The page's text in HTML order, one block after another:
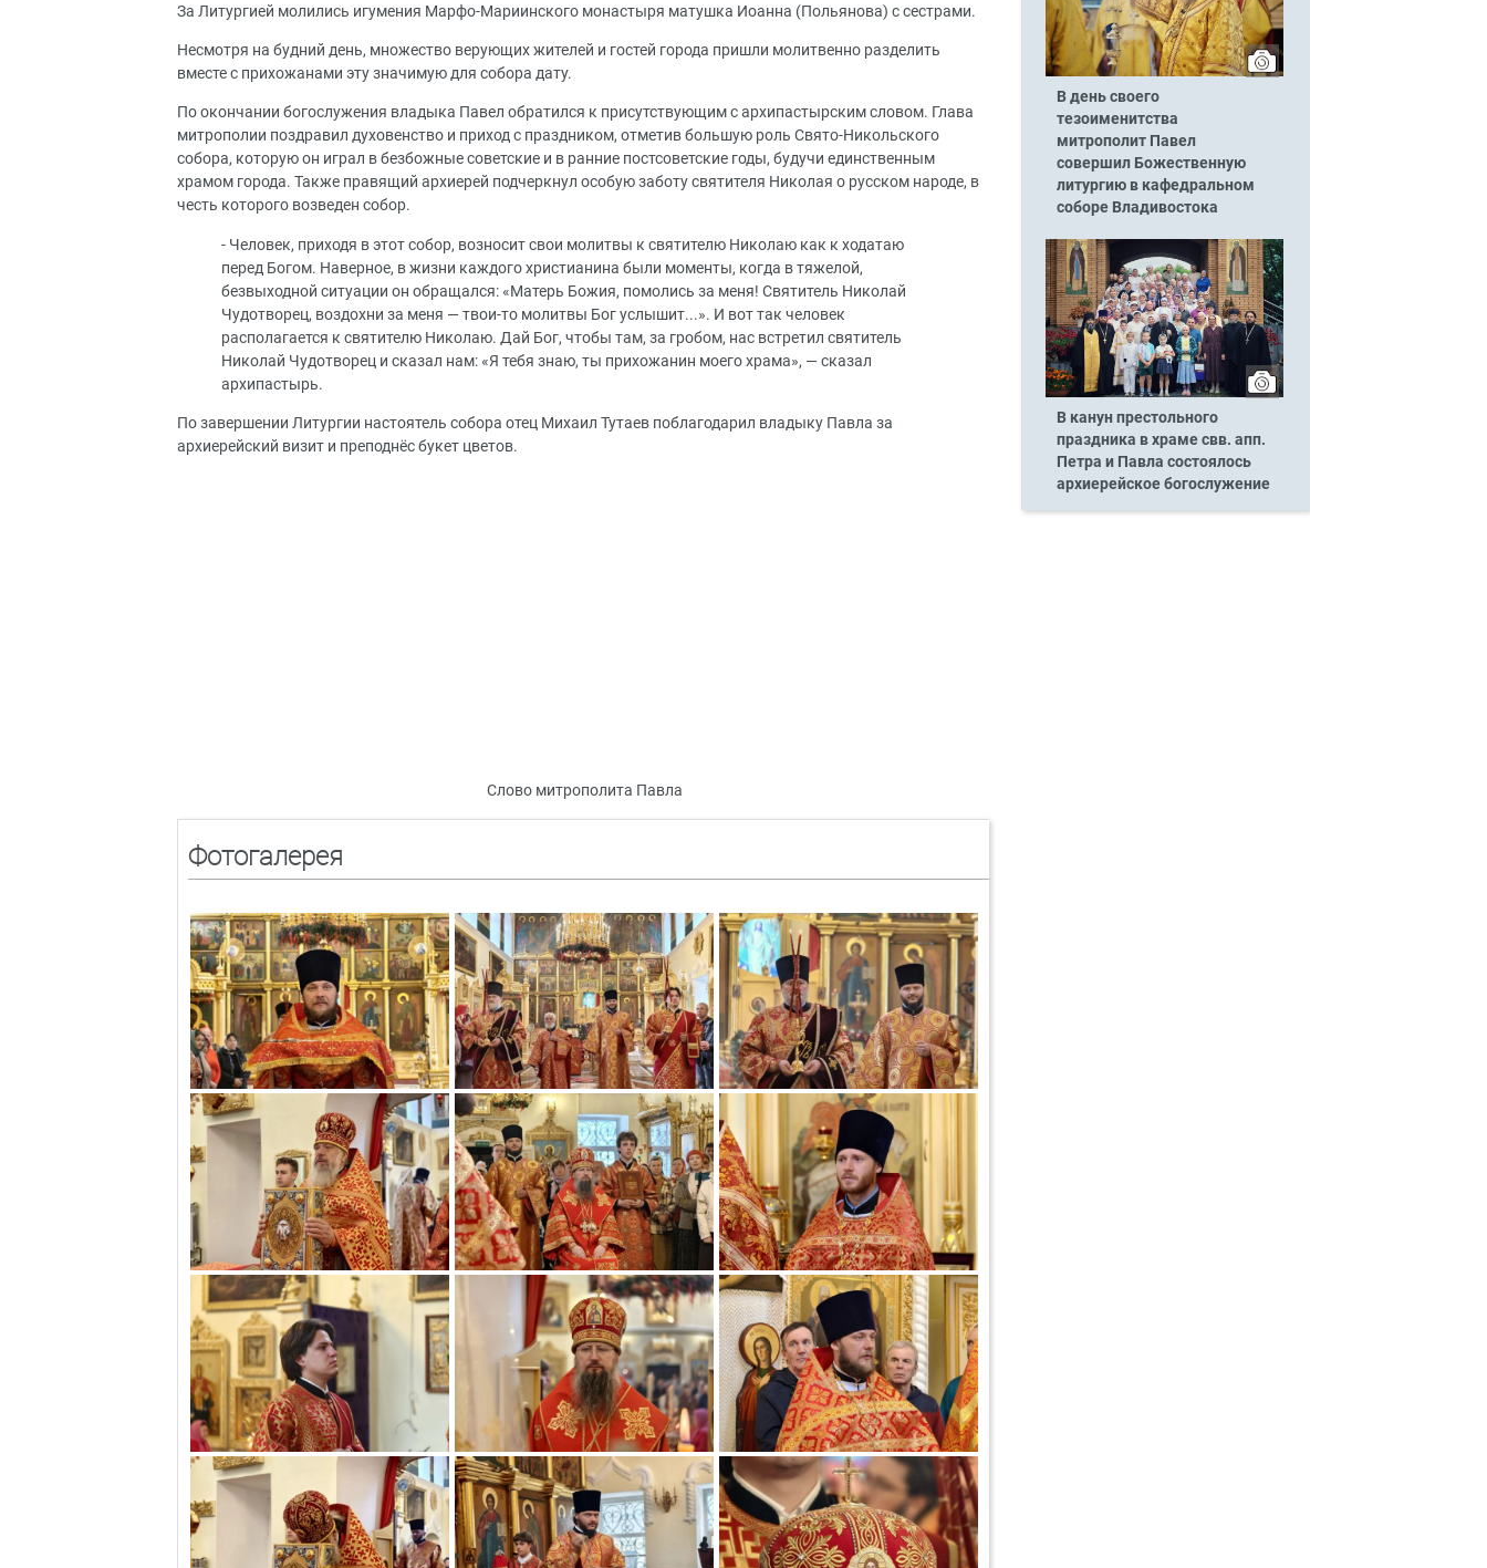
За Литургией молились игумения Марфо-Мариинского монастыря матушка Иоанна (Польянова) с сестрами.
Несмотря на будний день, множество верующих жителей и гостей города пришли молитвенно разделить
вместе с прихожанами эту значимую для собора дату.
По окончании богослужения владыка Павел обратился к присутствующим с архипастырским словом. Глава
митрополии поздравил духовенство и приход с праздником, отметив большую роль Свято-Никольского
собора, которую он играл в безбожные советские и в ранние постсоветские годы, будучи единственным
храмом города. Также правящий архиерей подчеркнул особую заботу святителя Николая о русском народе, в
честь которого возведен собор.
- Человек, приходя в этот собор, возносит свои молитвы к святителю Николаю как к ходатаю
перед Богом. Наверное, в жизни каждого христианина были моменты, когда в тяжелой,
безвыходной ситуации он обращался: «Матерь Божия, помолись за меня! Святитель Николай
Чудотворец, воздохни за меня — твои-то молитвы Бог услышит...». И вот так человек
располагается к святителю Николаю. Дай Бог, чтобы там, за гробом, нас встретил святитель
Николай Чудотворец и сказал нам: «Я тебя знаю, ты прихожанин моего храма», — сказал
архипастырь.
По завершении Литургии настоятель собора отец Михаил Тутаев поблагодарил владыку Павла за
архиерейский визит и преподнёс букет цветов.
Слово митрополита Павла
Фотогалерея
В день своего
тезоименитства
митрополит Павел
совершил Божественную
литургию в кафедральном
соборе Владивостока
В канун престольного
праздника в храме свв. апп.
Петра и Павла состоялось
архиерейское богослужение